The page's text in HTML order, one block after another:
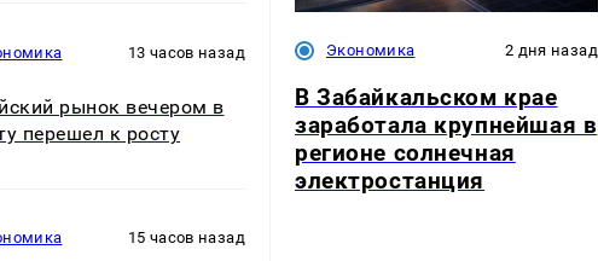
13 часов назад
рынок вечером в
перешел к росту
15 часов назад
Экономика 2 дня назад
В Забайкальском крае
заработала крупнейшая в
регионе солнечная
электростанция